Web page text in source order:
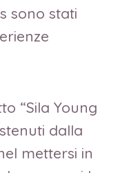
sono stati
“Sila Young
dalla
mettersi in